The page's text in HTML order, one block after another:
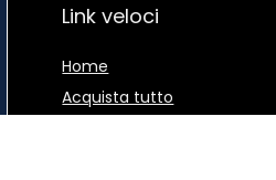
Link veloci
Home
Acquista tutto